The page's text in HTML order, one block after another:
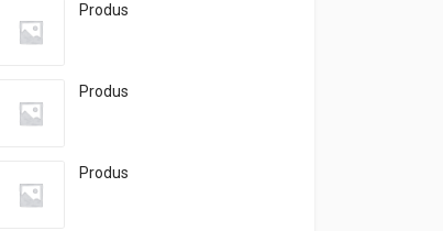
Produs
Produs
Produs